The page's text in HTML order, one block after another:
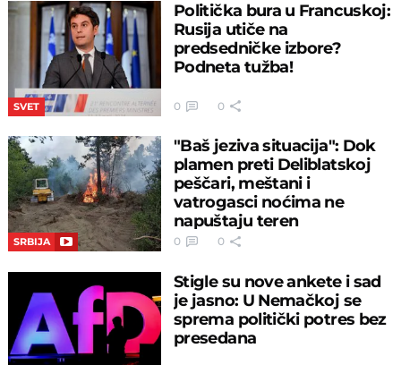
SVET
Politička bura u Francuskoj:
Rusija utiče na
predsedničke izbore?
Podneta tužba!
0 0
SRBIJA
"Baš jeziva situacija": Dok
plamen preti Deliblatskoj
peščari, meštani i
vatrogasci noćima ne
napuštaju teren
0 0
Stigle su nove ankete i sad
je jasno: U Nemačkoj se
sprema politički potres bez
presedana